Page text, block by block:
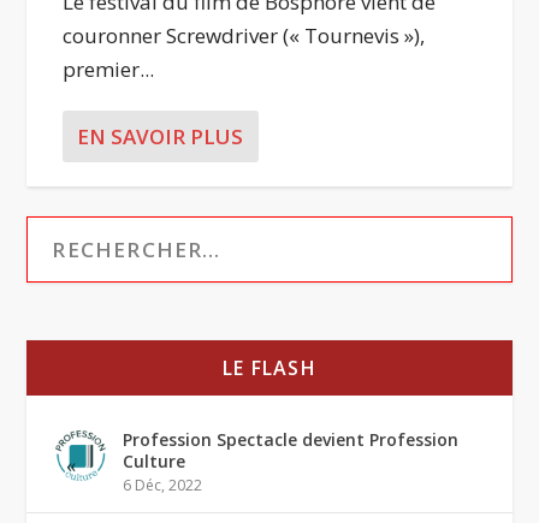
couronner Screwdriver (« Tournevis »),
premier...
EN SAVOIR PLUS
LE FLASH
Profession Spectacle devient Profession
Culture
6 Déc, 2022